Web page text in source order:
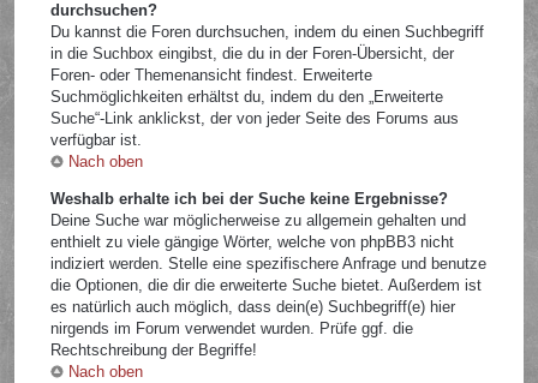
durchsuchen?
Du kannst die Foren durchsuchen, indem du einen Suchbegriff
in die Suchbox eingibst, die du in der Foren-Übersicht, der
Foren- oder Themenansicht findest. Erweiterte
Suchmöglichkeiten erhältst du, indem du den „Erweiterte
Suche“-Link anklickst, der von jeder Seite des Forums aus
verfügbar ist.
Nach oben
Weshalb erhalte ich bei der Suche keine Ergebnisse?
Deine Suche war möglicherweise zu allgemein gehalten und
enthielt zu viele gängige Wörter, welche von phpBB3 nicht
indiziert werden. Stelle eine spezifischere Anfrage und benutze
die Optionen, die dir die erweiterte Suche bietet. Außerdem ist
es natürlich auch möglich, dass dein(e) Suchbegriff(e) hier
nirgends im Forum verwendet wurden. Prüfe ggf. die
Rechtschreibung der Begriffe!
Nach oben